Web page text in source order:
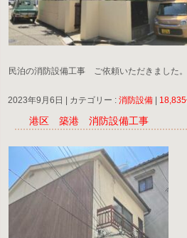
民泊の消防設備工事 ご依頼いただきました。
2023年9月6日 | カテゴリー : 消防設備 |
港区 築港 消防設備工事